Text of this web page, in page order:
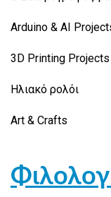
Arduino & AI
3D Printing Projects
Ηλιακό ρολόι
Art & Crafts